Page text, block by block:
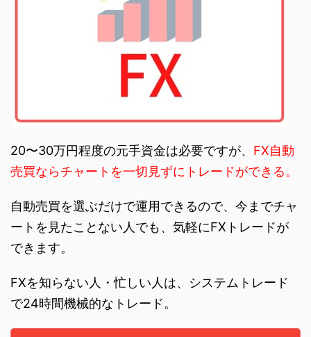
20〜30万円程度の元手資金は必要ですが、 FX自動
売買ならチャートを一切見ずにトレードができる。
自動売買を選ぶだけで運用できるので、今までチャ
ートを見たことない人でも、気軽にFXトレードが
できます。
FXを知らない人・忙しい人は、システムトレード
で24時間機械的なトレード。